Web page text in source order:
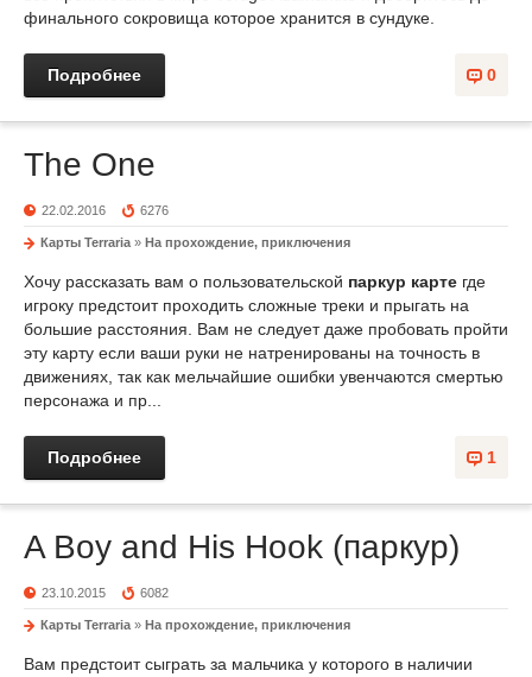
финального сокровища которое хранится в сундуке.
0
Подробнее
The One
22.02.2016 6276
Карты Terraria » На прохождение, приключения
Хочу рассказать вам о пользовательской паркур карте где
игроку предстоит проходить сложные треки и прыгать на
большие расстояния. Вам не следует даже пробовать пройти
эту карту если ваши руки не натренированы на точность в
движениях, так как мельчайшие ошибки увенчаются смертью
персонажа и пр...
1
Подробнее
A Boy and His Hook (паркур)
23.10.2015 6082
Карты Terraria » На прохождение, приключения
Вам предстоит сыграть за мальчика у которого в наличии